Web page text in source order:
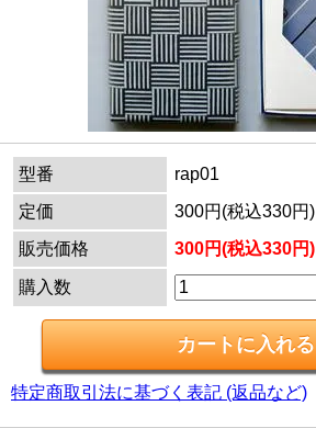
型番
rap01
定価
300円(税込330円)
販売価格
300円(税込330円)
購入数
特定商取引法に基づく表記 (返品など)